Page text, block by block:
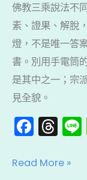
佛教三乘說法不
素、證果、解脫
燈，不是唯一答
書。別用手電筒
是其中之一；宗
見全貌。
F
c
T
e
真
理，
但
真
理
不
是
有
Read More »